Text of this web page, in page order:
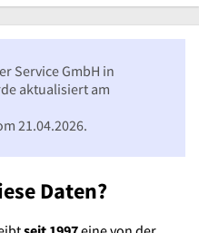
Daten?
Service GmbH in
aktualisiert am
21.04.2026.